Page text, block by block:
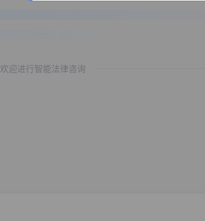
欢迎进行智能法律咨询